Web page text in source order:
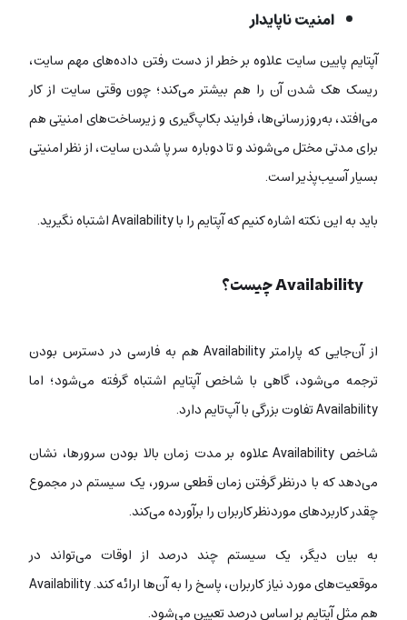
امنیت ناپایدار
آپتایم پایین سایت علاوه بر خطر از دست رفتن داده‌های مهم سایت،
ریسک هک شدن آن را هم بیشتر می‌کند؛ چون وقتی سایت از کار
می‌افتد، به‌روزرسانی‌ها، فرایند بکاپ‌گیری و زیرساخت‌های امنیتی هم
برای مدتی مختل می‌شوند و تا دوباره سر پا شدن سایت، از نظر امنیتی
بسیار آسیب‌پذیر است.
باید به این نکته اشاره کنیم که آپتایم را با Availability اشتباه نگیرید.
Availability چیست؟
از آن‌جایی که پارامتر Availability هم به فارسی در دسترس بودن
ترجمه می‌شود، گاهی با شاخص آپتایم اشتباه گرفته می‌شود؛ اما
Availability تفاوت بزرگی با آپ‌تایم دارد.
شاخص Availability علاوه بر مدت زمان بالا بودن سرورها، نشان
می‌دهد که با درنظر گرفتن زمان قطعی سرور، یک سیستم در مجموع
چقدر کاربردهای موردنظر کاربران را برآورده می‌کند.
به بیان دیگر، یک سیستم چند درصد از اوقات می‌تواند در
موقعیت‌های مورد نیاز کاربران، پاسخ را به آن‌ها ارائه کند. Availability
هم مثل آپتایم بر اساس درصد تعیین می‌شود.